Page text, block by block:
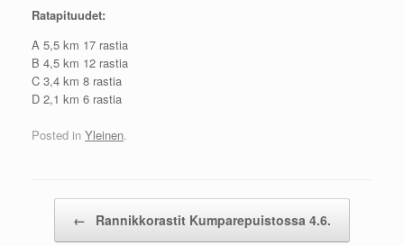
Ratapituudet:
A 5,5 km 17 rastia
B 4,5 km 12 rastia
C 3,4 km 8 rastia
D 2,1 km 6 rastia
Posted in Yleinen.
← Rannikkorastit Kumparepuistossa 4.6.